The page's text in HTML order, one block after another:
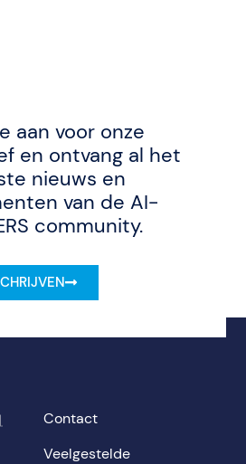
aan voor onze
en ontvang al het
nieuws en
van de AI-
community.
Contact
Veelgestelde